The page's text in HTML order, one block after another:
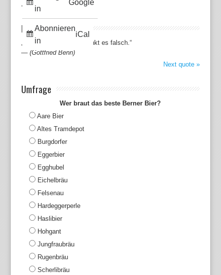
in
Google
Abonnieren
in
iCal
Lieblingszitate
„Wen Bier hindert, der trinkt es falsch.“
— (Gottfried Benn)
Next quote »
Umfrage
Wer braut das beste Berner Bier?
Aare Bier
Altes Tramdepot
Burgdorfer
Eggerbier
Egghubel
Eichelbräu
Felsenau
Hardeggerperle
Haslibier
Hohgant
Jungfraubräu
Rugenbräu
Scherlibräu